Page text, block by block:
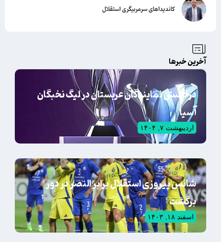
کاندیداهای سرمربیگری استقلال
آخرین خبرها
درخشش نمایندگان عربستان در لیگ نخبگان
آسیا
اردیبهشت ۷, ۱۴۰۴
شانس پیروزی استقلال برابر النصر در دور
برگشت
اسفند ۱۸, ۱۴۰۳